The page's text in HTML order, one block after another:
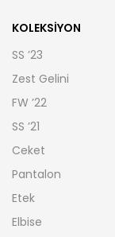
KOLEKSIYON
SS ’23
Zest Gelini
FW ’22
SS ’21
Ceket
Pantalon
Etek
Elbise